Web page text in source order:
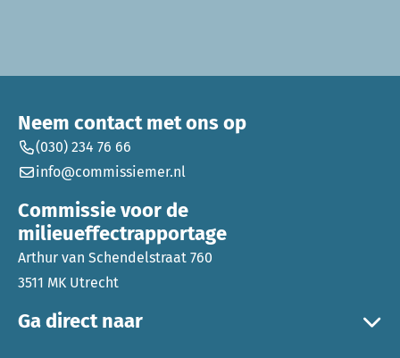
Ga direct naar
Neem contact met ons op
(030) 234 76 66
info@commissiemer.nl
Commissie voor de
milieueffectrapportage
Arthur van Schendelstraat 760
3511 MK Utrecht